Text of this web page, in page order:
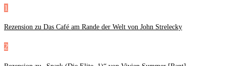
1
Rezension zu Das Café am Rande der Welt von John Strelecky
2